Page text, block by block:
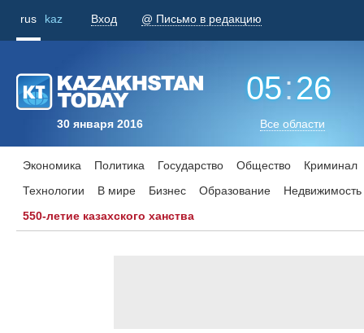
rus kaz Вход @ Письмо в редакцию
30 января 2016
05:26
Все области
Экономика Политика Государство Общество
Криминал
Технологии
В мире Бизнес Образование
Недвижимость
550-летие казахского ханства